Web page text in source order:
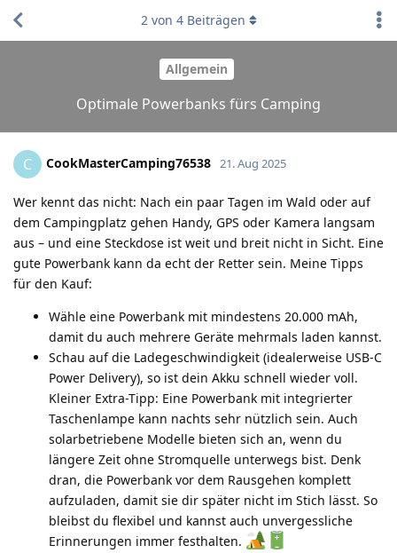
Allgemein
Optimale Powerbanks fürs Camping
2von 4Beiträgen
C CookMasterCamping76538 21. Aug 2025
Wer kennt das nicht: Nach ein paar Tagen im Wald oder auf
dem Campingplatz gehen Handy, GPS oder Kamera langsam
aus – und eine Steckdose ist weit und breit nicht in Sicht. Eine
gute Powerbank kann da echt der Retter sein. Meine Tipps
für den Kauf:
Wähle eine Powerbank mit mindestens 20.000 mAh,
damit du auch mehrere Geräte mehrmals laden kannst.
Schau auf die Ladegeschwindigkeit (idealerweise USB-C
Power Delivery), so ist dein Akku schnell wieder voll.
Kleiner Extra-Tipp: Eine Powerbank mit integrierter
Taschenlampe kann nachts sehr nützlich sein. Auch
solarbetriebene Modelle bieten sich an, wenn du
längere Zeit ohne Stromquelle unterwegs bist. Denk
dran, die Powerbank vor dem Rausgehen komplett
aufzuladen, damit sie dir später nicht im Stich lässt. So
bleibst du flexibel und kannst auch unvergessliche
Erinnerungen immer festhalten.